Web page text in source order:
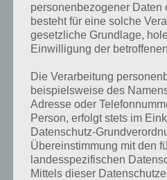
personenbezogener Daten
besteht für eine solche
gesetzliche Grundlage,
Einwilligung der
Die Verarbeitung
beispielsweise des
Adresse oder
Person, erfolgt stets im
Datenschutz-
Übereinstimmung mit den
landesspezifischen
Mittels dieser